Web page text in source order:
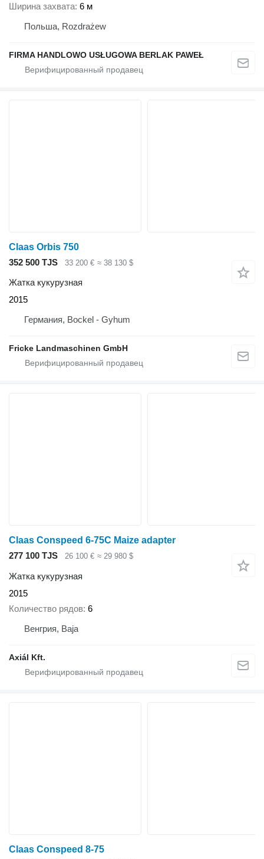
Ширина захвата 6 м
Польша, Rozdrażew
FIRMA HANDLOWO USŁUGOWA BERLAK PAWEŁ
Claas Orbis 750
352 500 TJS
33 200 € ≈ 38 130 $
Жатка кукурузная
2015
Германия, Bockel - Gyhum
Fricke Landmaschinen GmbH
Claas Conspeed 6-75C Maize adapter
277 100 TJS
26 100 € ≈ 29 980 $
Жатка кукурузная
2015
Количество рядов 6
Венгрия, Baja
Axiál Kft.
Claas Conspeed 8-75